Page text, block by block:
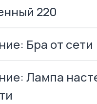
220
Бра от сети
Лампа